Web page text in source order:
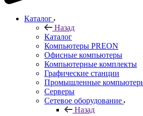
Каталог
Назад
Каталог
Компьютеры PREON
Офисные компьютеры
Компьютерные комплекты
Графические станции
Промышленные
Серверы
Сетевое оборудование
Назад